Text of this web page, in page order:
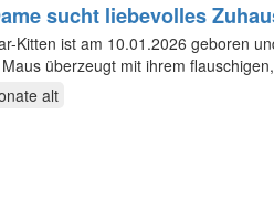
sucht liebevolles
Kitten ist am 10.01.2026 geboren
überzeugt mit ihrem
alt